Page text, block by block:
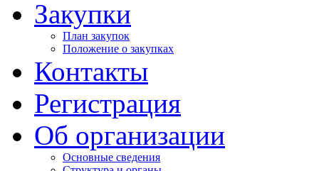
Закупки
План закупок
Положение о закупках
Контакты
Регистрация
Об организации
Основные сведения